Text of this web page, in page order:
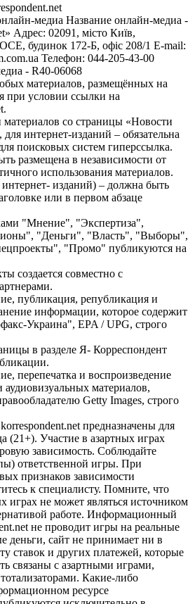
медиа Название онлайн-медиа -
Адрес: 02091, місто Київ,
будинок 172-Б, офіс 208/1 E-mail:
Телефон: 044-205-43-00
- R40-06068
материалов, размещённых на
при условии ссылки на
со страницы «Новости
интернет-изданий – обязательна
поисковых систем гиперссылка.
размещена в независимости от
использования материалов.
изданий) – должна быть
или в первом абзаце
"Мнение", "Экспертиза",
"Деньги", "Власть", "Выборы",
"Промо" публикуются на
создается совместно с
публикация, републикация и
информации, которое содержит
Украина", EPA / UPG, строго
в разделе Я- Корреспондент
перепечатка и воспроизведение
материалов,
Getty Images, строго
предназначены для
(21+). Участие в азартных играх
зависимость. Соблюдайте
ответственной игры. При
признаков зависимости
к специалисту. Помните, что
играх не может являться источником
работе. Информационный
не проводит игры на реальные
деньги, сайт не принимает ни в
ставок и других платежей, которые
связаны с азартными играми,
Какие-либо
ресурсе